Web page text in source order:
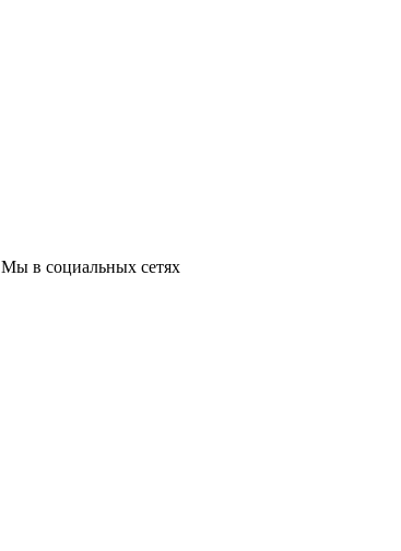
Мы в социальных сетях